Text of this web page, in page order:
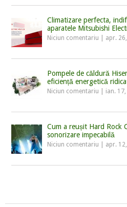
Climatizare perfecta,
aparatele Mitsubishi
Niciun comentariu apr.
Pompele de căldură
eficiență energetică
Niciun comentariu ian.
Cum a reușit Hard Rock
sonorizare impecabilă
Niciun comentariu apr.